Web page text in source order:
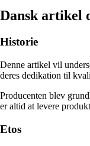
Dansk artikel
Historie
Denne artikel vil
deres dedikation til
Producenten blev
er altid at levere
Etos